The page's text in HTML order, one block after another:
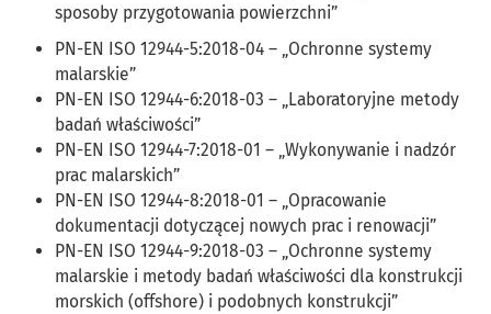
sposoby przygotowania powierzchni”
PN-EN ISO 12944-5:2018-04 – „Ochronne systemy
malarskie”
PN-EN ISO 12944-6:2018-03 – „Laboratoryjne metody
badań właściwości”
PN-EN ISO 12944-7:2018-01 – „Wykonywanie i nadzór
prac malarskich”
PN-EN ISO 12944-8:2018-01 – „Opracowanie
dokumentacji dotyczącej nowych prac i renowacji”
PN-EN ISO 12944-9:2018-03 – „Ochronne systemy
malarskie i metody badań właściwości dla konstrukcji
morskich (offshore) i podobnych konstrukcji”